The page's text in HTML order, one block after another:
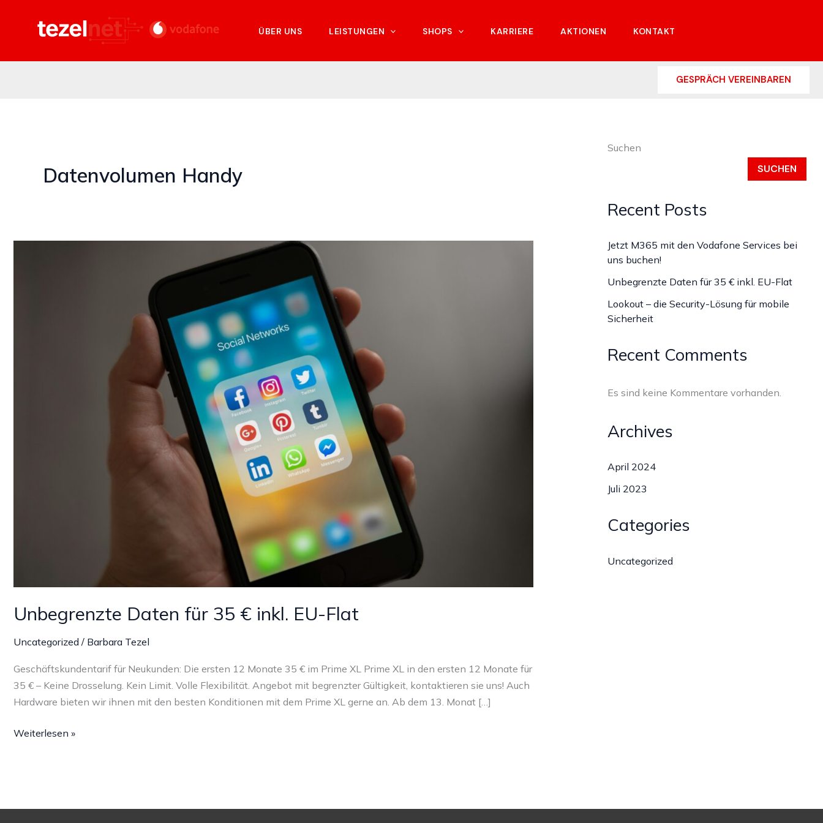
ÜBER UNS LEISTUNGEN SHOPS KARRIERE AKTIONEN KONTAKT
GESPRÄCH VEREINBAREN
Datenvolumen Handy
Unbegrenzte Daten für 35 € inkl. EU-Flat
Uncategorized / Barbara Tezel
Geschäftskundentarif für Neukunden: Die ersten 12 Monate 35 € im Prime XL Prime XL in den ersten 12 Monate für
35 € – Keine Drosselung. Kein Limit. Volle Flexibilität. Angebot mit begrenzter Gültigkeit, kontaktieren sie uns! Auch
Hardware bieten wir ihnen mit den besten Konditionen mit dem Prime XL gerne an. Ab dem 13. Monat […]
Unbegrenzte
Weiterlesen »
Suchen
SUCHEN
Recent Posts
Jetzt M365 mit den Vodafone Services bei
uns buchen!
Unbegrenzte Daten für 35 € inkl. EU-Flat
Lookout – die Security-Lösung für mobile
Sicherheit
Recent Comments
Es sind keine Kommentare vorhanden.
Archives
April 2024
Juli 2023
Categories
Uncategorized